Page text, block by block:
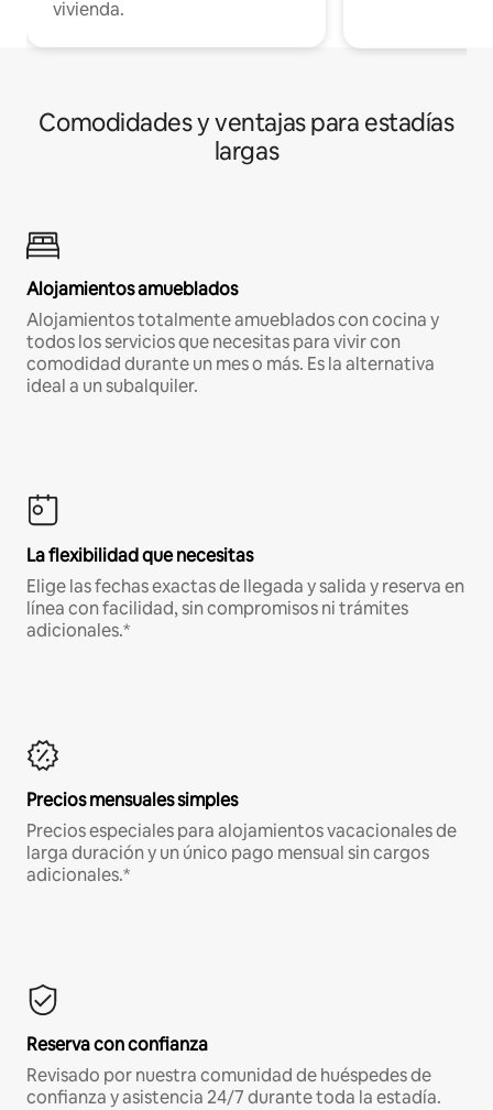
vivienda.
Comodidades y ventajas para estadías
largas
Alojamientos amueblados
Alojamientos totalmente amueblados con cocina y
todos los servicios que necesitas para vivir con
comodidad durante un mes o más. Es la alternativa
ideal a un subalquiler.
La flexibilidad que necesitas
Elige las fechas exactas de llegada y salida y reserva en
línea con facilidad, sin compromisos ni trámites
adicionales.*
Precios mensuales simples
Precios especiales para alojamientos vacacionales de
larga duración y un único pago mensual sin cargos
adicionales.*
Reserva con confianza
Revisado por nuestra comunidad de huéspedes de
confianza y asistencia 24/7 durante toda la estadía.